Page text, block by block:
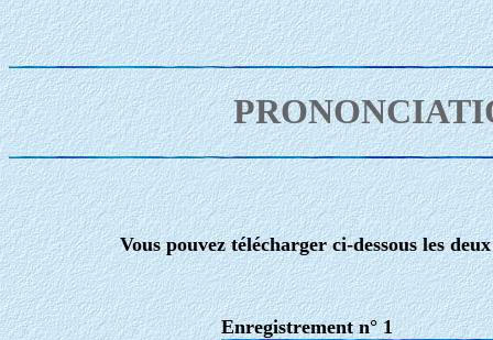
Vous pouvez télécharger ci-dessous les
Enregistrement n° 1